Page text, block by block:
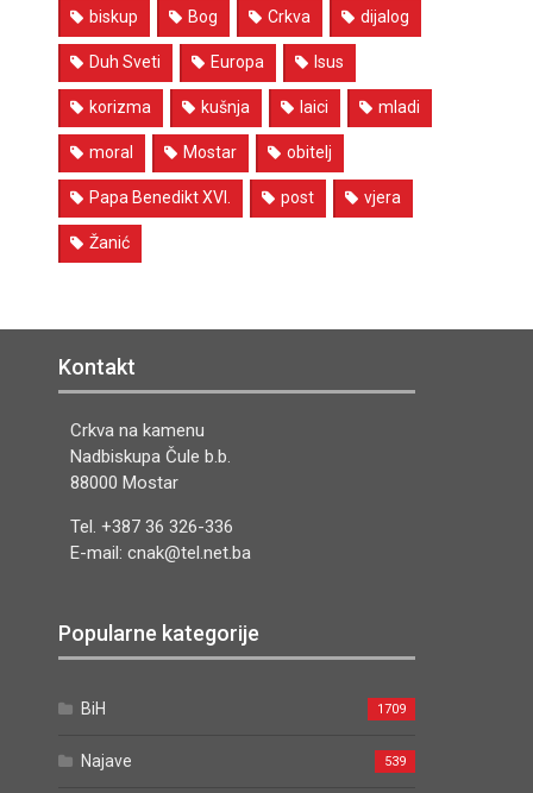
biskup Bog Crkva dijalog
Duh Sveti Europa Isus
korizma kušnja laici mladi
moral Mostar obitelj
Papa Benedikt XVI. post vjera
Žanić
Kontakt
Crkva na kamenu
Nadbiskupa Čule b.b.
88000 Mostar
Tel. +387 36 326-336
E-mail: cnak@tel.net.ba
Popularne kategorije
BiH 1709
Najave 539